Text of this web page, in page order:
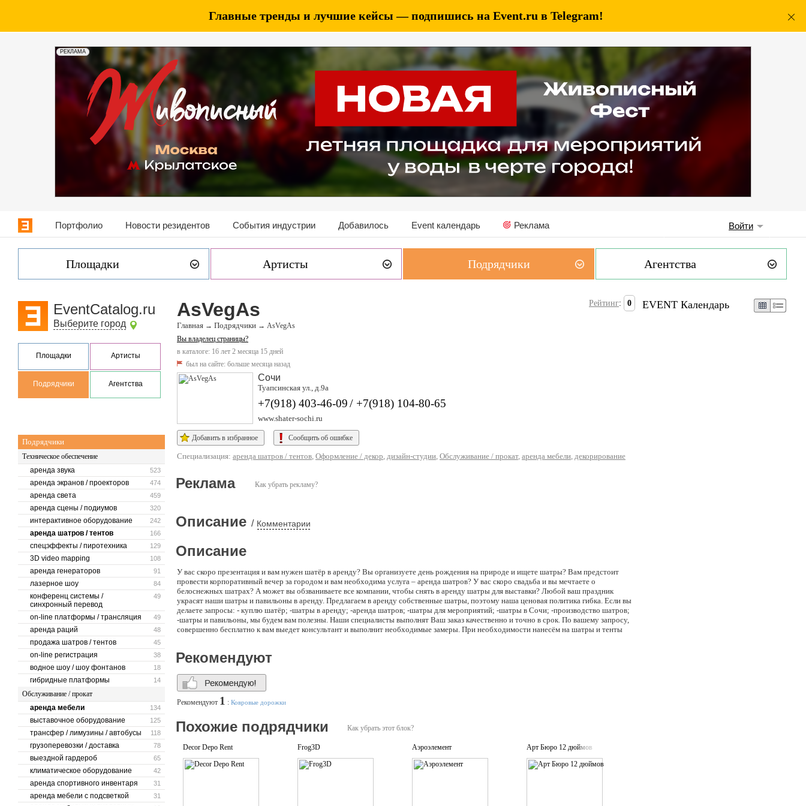
РЕКЛАМА
Главные тренды и лучшие кейсы — подпишись на Event.ru в Telegram!
Портфолио Новости резидентов События индустрии Добавилось Event календарь Реклама Войти
Площадки Артисты Подрядчики Агентства
EventCatalog.ru
Выберите город
Площадки Артисты
Подрядчики Агентства
Подрядчики
Техническое обеспечение
523
аренда звука
474
аренда экранов / проекторов
459
аренда света
320
аренда сцены / подиумов
242
интерактивное оборудование
166
аренда шатров / тентов
129
спецэффекты / пиротехника
108
3D video mapping
91
аренда генераторов
84
лазерное шоу
49
конференц системы /
синхронный перевод
49
on-line платформы / трансляция
48
аренда раций
45
продажа шатров / тентов
38
on-line регистрация
18
водное шоу / шоу фонтанов
14
гибридные платформы
Обслуживание / прокат
134
аренда мебели
125
выставочное оборудование
118
трансфер / лимузины / автобусы
78
грузоперевозки / доставка
65
выездной гардероб
42
климатическое оборудование
31
аренда спортивного инвентаря
31
аренда мебели с подсветкой
AsVegAs
Главная → Подрядчики → AsVegAs
Вы владелец страницы?
в каталоге: 16 лет 2 месяца 15 дней
был на сайте: больше месяца назад
Рейтинг: 0
Сочи
Туапсинская ул., д.9а
+7(918) 403-46-09/ +7(918) 104-80-65
www.shater-sochi.ru
Добавить в избранное Сообщить об ошибке
Специализация: аренда шатров / тентов, Оформление / декор, дизайн-студии, Обслуживание / прокат, аренда мебели, декорирование
Как убрать рекламу?
Реклама
Описание / Комментарии
Описание
У вас скоро презентация и вам нужен шатёр в аренду? Вы организуете день рождения на природе и ищете шатры? Вам предстоит
провести корпоративный вечер за городом и вам необходима услуга – аренда шатров? У вас скоро свадьба и вы мечтаете о
белоснежных шатрах? А может вы обзваниваете все компании, чтобы снять в аренду шатры для выставки? Любой ваш праздник
украсят наши шатры и павильоны в аренду. Предлагаем в аренду собственные шатры, поэтому наша ценовая политика гибка. Если вы
делаете запросы: - куплю шатёр; -шатры в аренду; -аренда шатров; -шатры для мероприятий; -шатры в Сочи; -производство шатров;
-шатры и павильоны, мы будем вам полезны. Наши специалисты выполнят Ваш заказ качественно и точно в срок. По вашему запросу,
совершенно бесплатно к вам выедет консультант и выполнит необходимые замеры. При необходимости нанесём на шатры и тенты
шатры-павильоны, шатры для торжеств с использованием профессиональной ткани ПВХ; 2. Каркасно-тентовых конструкций:
козырьки, маркизы, павильоны, палатки, навесы, беседки.
Рекомендуют
Рекомендуют 1 : Ковровые дорожки
Как убрать этот блок?
Похожие подрядчики
Decor Depo Rent Frog3D Аэроэлемент Арт Бюро 12 дюймов
EVENT Календарь